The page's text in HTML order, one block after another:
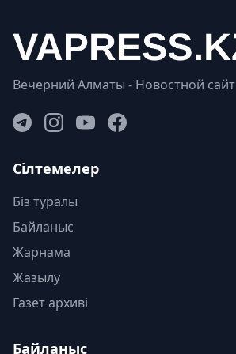
Вечерний Алматы - Новостной сайт
Сілтемелер
Біз туралы
Байланыс
Жарнама
Жазылу
Газет архиві
Байланыс